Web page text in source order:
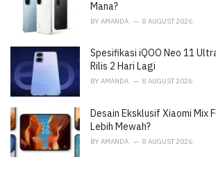
Mana?
BY AMANDA 8 AUGUST 2026
Spesifikasi iQOO Neo 11
Rilis 2 Hari Lagi
BY AMANDA 8 AUGUST 2026
Desain Eksklusif Xiaomi Mix
Lebih Mewah?
BY AMANDA 8 AUGUST 2026